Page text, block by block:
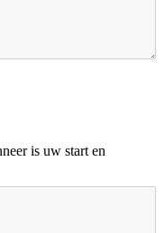
is uw start en